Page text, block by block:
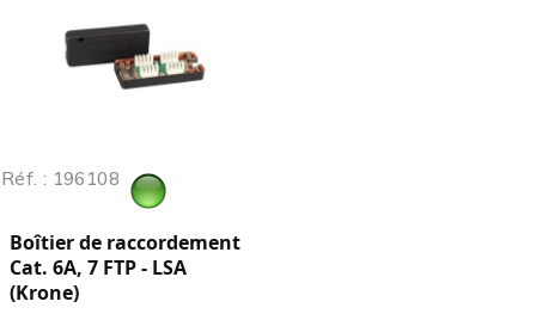
Réf. : 196108
Boîtier de raccordement
Cat. 6A, 7 FTP - LSA
(Krone)